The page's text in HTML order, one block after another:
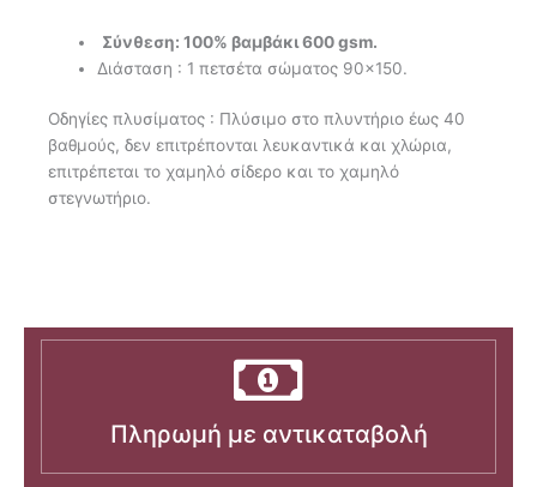
Σύνθεση: 100% βαμβάκι 600 gsm.
Διάσταση : 1 πετσέτα σώματος 90×150.
Οδηγίες πλυσίματος : Πλύσιμο στο πλυντήριο έως 40
βαθμούς, δεν επιτρέπονται λευκαντικά και χλώρια,
επιτρέπεται το χαμηλό σίδερο και το χαμηλό
στεγνωτήριο.
Πληρωμή με αντικαταβολή